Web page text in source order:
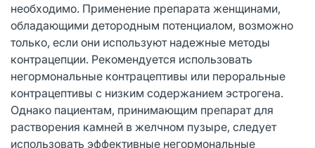
необходимо. Применение препарата женщинами,
обладающими детородным потенциалом, возможно
только, если они используют надежные методы
контрацепции. Рекомендуется использовать
негормональные контрацептивы или пероральные
контрацептивы с низким содержанием эстрогена.
Однако пациентам, принимающим препарат для
растворения камней в желчном пузыре, следует
использовать эффективные негормональные